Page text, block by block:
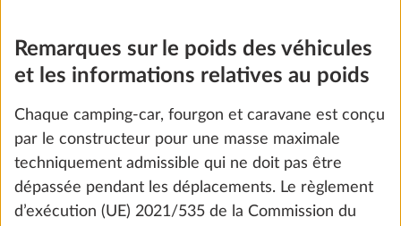
Ajouter
Remarques sur le poids des véhicules
et les informations relatives au poids
Chaque camping-car, fourgon et caravane est conçu
par le constructeur pour une masse maximale
techniquement admissible qui ne doit pas être
dépassée pendant les déplacements. Le règlement
d’exécution (UE) 2021/535 de la Commission du